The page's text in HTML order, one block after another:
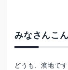
みなさんこ
どうも、濱地です